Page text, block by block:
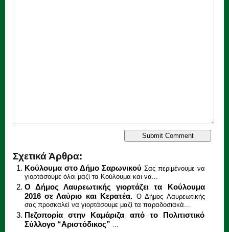
Σχετικά Άρθρα:
Κούλουμα στο Δήμο Σαρωνικού Σας περιμένουμε να
γιορτάσουμε όλοι μαζί τα Κούλουμα και να...
Ο Δήμος Λαυρεωτικής γιορτάζει τα Κούλουμα
2016 σε Λαύριο και Κερατέα. Ο Δήμος Λαυρεωτικής
σας προσκαλεί να γιορτάσουμε μαζί τα παραδοσιακά...
Πεζοπορία στην Καμάριζα από το Πολιτιστικό
Σύλλογο “Αριστόδικος” ...